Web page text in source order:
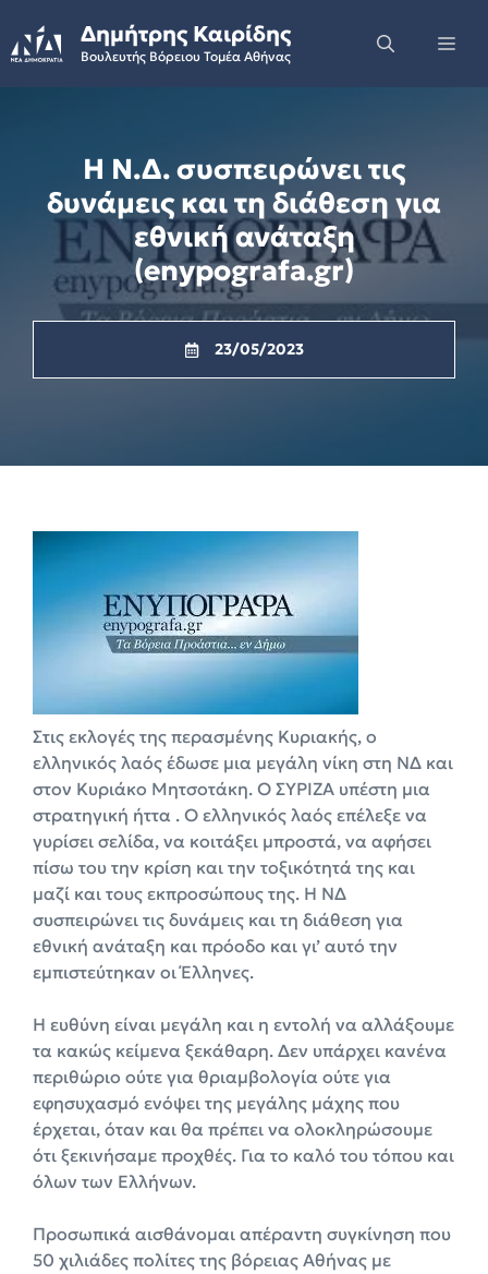
to
content
Δημήτρης Καιρίδης
Βουλευτής Βόρειου Τομέα Αθήνας
Η Ν.Δ. συσπειρώνει τις
δυνάμεις και τη διάθεση για
εθνική ανάταξη
(enypografa.gr)
23/05/2023
Στις εκλογές της περασμένης Κυριακής, ο
ελληνικός λαός έδωσε μια μεγάλη νίκη στη ΝΔ και
στον Κυριάκο Μητσοτάκη. O ΣΥΡΙΖΑ υπέστη μια
στρατηγική ήττα . Ο ελληνικός λαός επέλεξε να
γυρίσει σελίδα, να κοιτάξει μπροστά, να αφήσει
πίσω του την κρίση και την τοξικότητά της και
μαζί και τους εκπροσώπους της. Η ΝΔ
συσπειρώνει τις δυνάμεις και τη διάθεση για
εθνική ανάταξη και πρόοδο και γι’ αυτό την
εμπιστεύτηκαν οι Έλληνες.
Η ευθύνη είναι μεγάλη και η εντολή να αλλάξουμε
τα κακώς κείμενα ξεκάθαρη. Δεν υπάρχει κανένα
περιθώριο ούτε για θριαμβολογία ούτε για
εφησυχασμό ενόψει της μεγάλης μάχης που
έρχεται, όταν και θα πρέπει να ολοκληρώσουμε
ότι ξεκινήσαμε προχθές. Για το καλό του τόπου και
όλων των Ελλήνων.
Προσωπικά αισθάνομαι απέραντη συγκίνηση που
50 χιλιάδες πολίτες της βόρειας Αθήνας με